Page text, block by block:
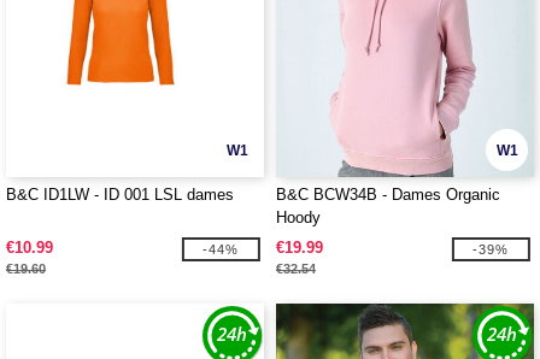
W1
B&C ID1LW - ID 001 LSL dames
€10.99
€19.60
-44%
W1
B&C BCW34B - Dames Organic
Hoody
€19.99
€32.54
-39%